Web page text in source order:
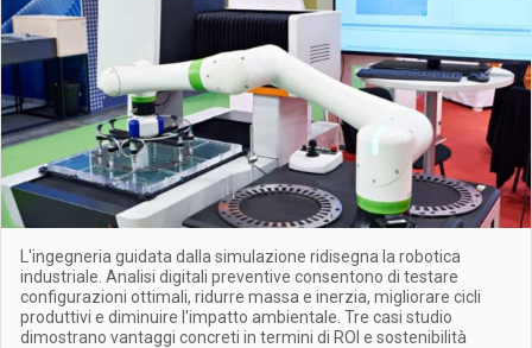
L'ingegneria guidata dalla simulazione ridisegna la robotica
industriale. Analisi digitali preventive consentono di testare
configurazioni ottimali, ridurre massa e inerzia, migliorare cicli
produttivi e diminuire l'impatto ambientale. Tre casi studio
dimostrano vantaggi concreti in termini di ROI e sostenibilità